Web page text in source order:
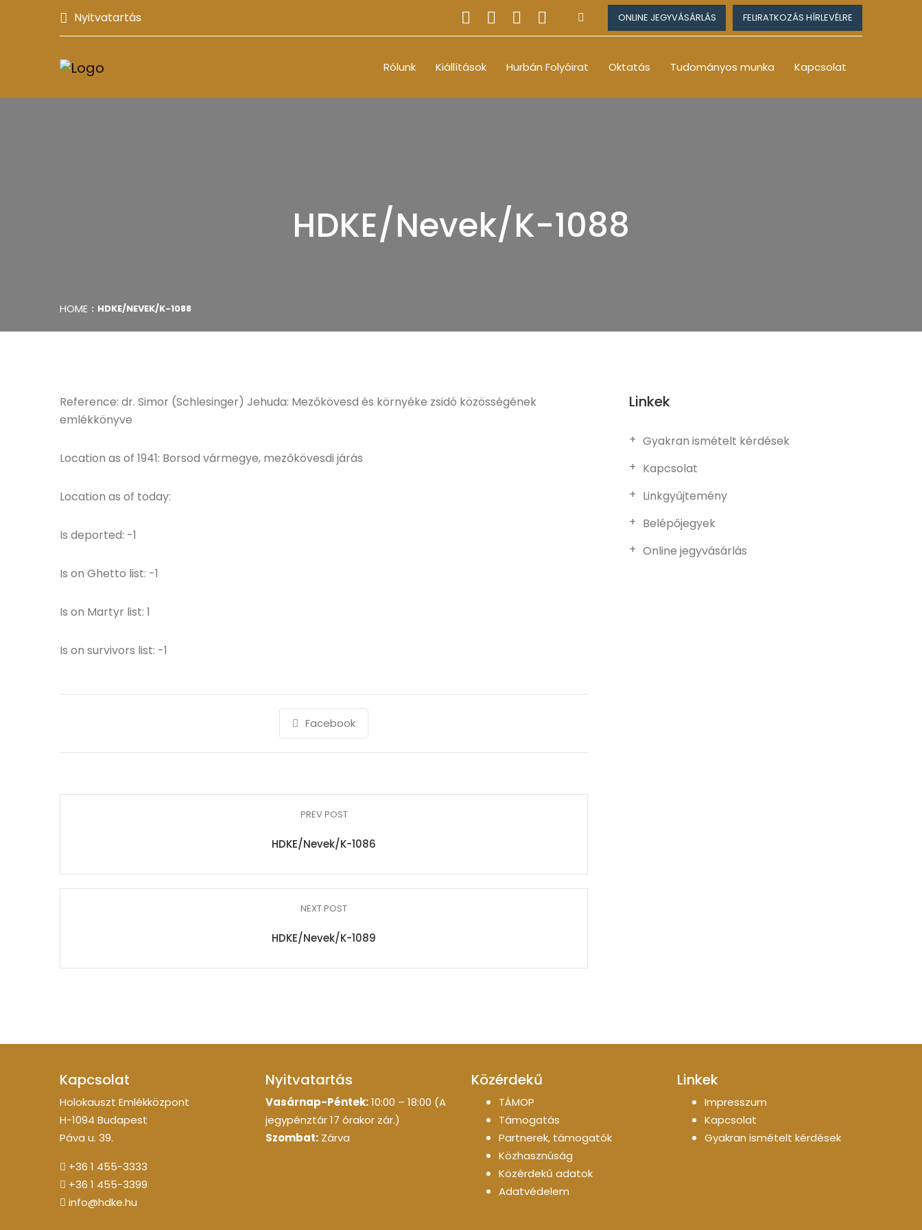
Nyitvatartás ONLINE JEGYVÁSÁRLÁS FELIRATKOZÁS HÍRLEVÉLRE
Rólunk Kiállítások Hurbán Folyóirat Oktatás Tudományos munka Kapcsolat
HDKE/Nevek/K-1088
HOME HDKE/NEVEK/K-1088
Reference: dr. Simor (Schlesinger) Jehuda: Mezőkövesd és környéke zsidó közösségének
emlékkönyve
Location as of 1941: Borsod vármegye, mezőkövesdi járás
Location as of today:
Is deported: -1
Is on Ghetto list: -1
Is on Martyr list: 1
Is on survivors list: -1
Facebook
PREV POST
HDKE/Nevek/K-1086
NEXT POST
HDKE/Nevek/K-1089
Linkek
Gyakran ismételt kérdések
Kapcsolat
Linkgyűjtemény
Belépőjegyek
Online jegyvásárlás
Kapcsolat
Holokauszt Emlékközpont
H-1094 Budapest
Páva u. 39.
+36 1 455-3333
+36 1 455-3399
info@hdke.hu
Nyitvatartás
Vasárnap-Péntek:10:00 – 18:00 (A
jegypénztár 17 órakor zár.)
Szombat: Zárva
Közérdekű
TÁMOP
Támogatás
Partnerek, támogatók
Közhasznúság
Közérdekű adatok
Adatvédelem
Linkek
Impresszum
Kapcsolat
Gyakran ismételt kérdések